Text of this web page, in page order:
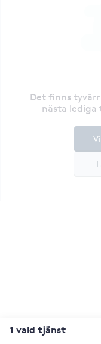
Det finns
nästa lediga
1 vald tjänst